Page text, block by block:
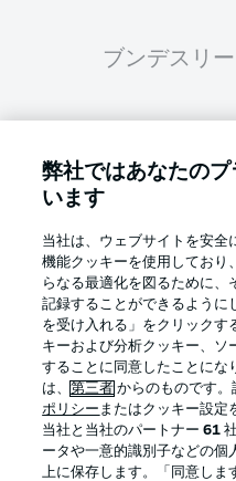
ブンデスリ
ファンタジ
言語をお選びください
日本語
ログ
弊社ではあなたの
います
当社は、ウェブサイトを安全
機能クッキーを使用しており
らなる最適化を図るために、
記録することができるように
を受け入れる」をクリックす
キーおよび分析クッキー、ソ
することに同意したことにな
は、第三者 からのものです
ポリシー またはクッキー設定
当社と当社のパートナー61
ータや一意的識別子などの個
上に保存します。「同意しま